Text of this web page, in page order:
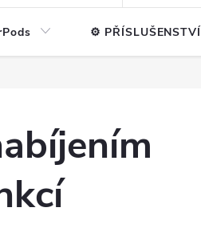
⚙️ PŘÍSLUŠENSTVÍ